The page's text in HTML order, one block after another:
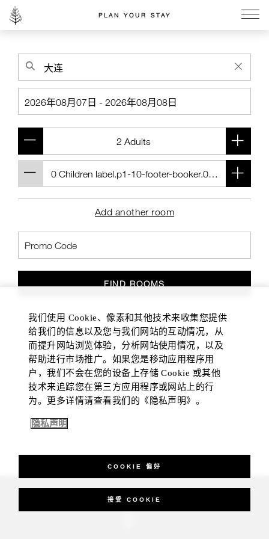
PLAN YOUR STAY
Add another room
FIND ROOMS
_Four Seasons Hotels Limited 1997-2026. All Rights Reserved.
我们使用 Cookie、像素和其他技术来收集您提供
给我们的信息以及您与我们网站的互动情况，从
而提升网站浏览体验，分析网站使用情况，以及
帮助进行市场推广。如果您是移动应用程序用
户，我们不会在您的设备上存储 Cookie 或其他
技术来追踪您在第三方应用程序或网站上的行
为。更多详情请查看我们的《隐私声明》。
隐私声明
COOKIE 偏好
接受 COOKIE